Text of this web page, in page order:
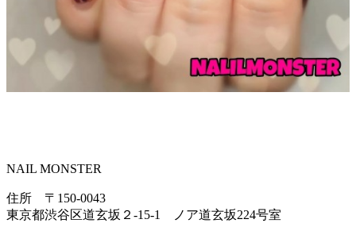
NAIL MONSTER
住所 〒150-0043
東京都渋谷区道玄坂２-15-1 ノア道玄坂224号室